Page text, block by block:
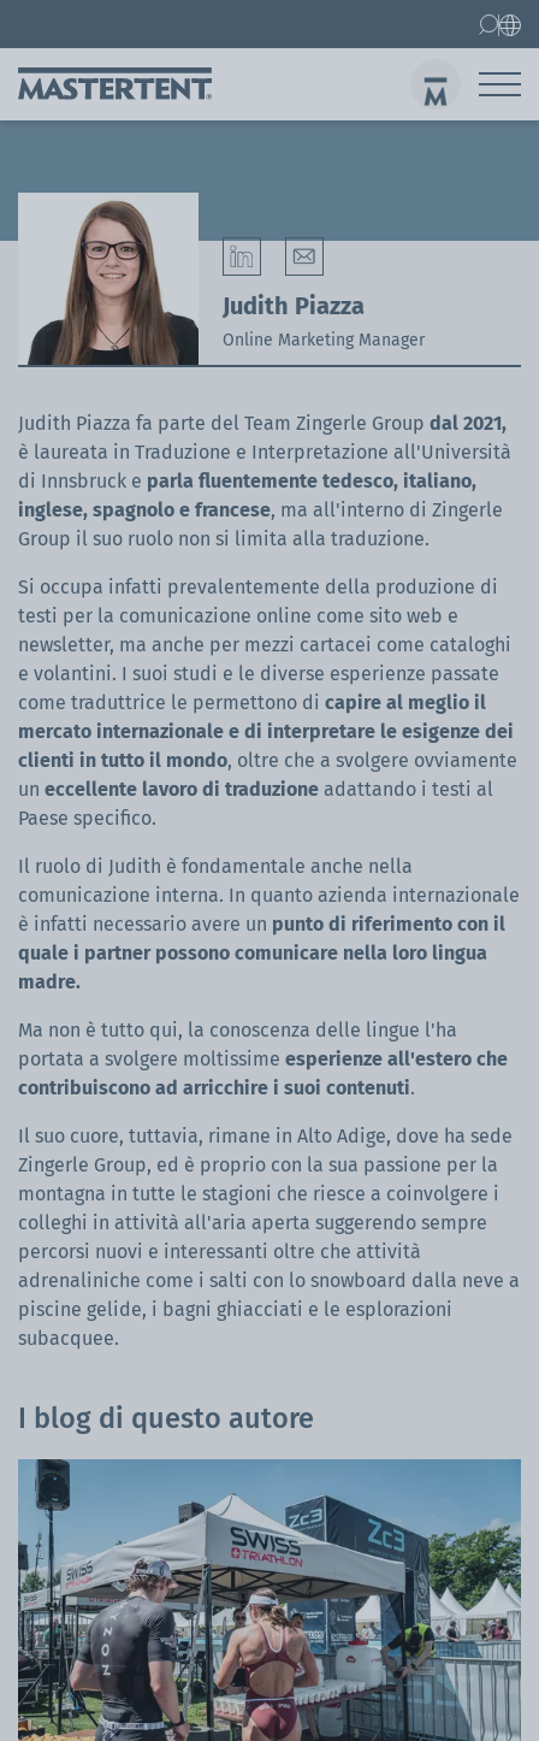
Judith Piazza
Online Marketing Manager
Judith Piazza fa parte del Team Zingerle Group dal 2021,
è laureata in Traduzione e Interpretazione all'Università
di Innsbruck e parla fluentemente tedesco, italiano,
inglese, spagnolo e francese, ma all'interno di Zingerle
Group il suo ruolo non si limita alla traduzione.
Si occupa infatti prevalentemente della produzione di
testi per la comunicazione online come sito web e
newsletter, ma anche per mezzi cartacei come cataloghi
e volantini. I suoi studi e le diverse esperienze passate
come traduttrice le permettono di capire al meglio il
mercato internazionale e di interpretare le esigenze dei
clienti in tutto il mondo, oltre che a svolgere ovviamente
un eccellente lavoro di traduzione adattando i testi al
Paese specifico.
Il ruolo di Judith è fondamentale anche nella
comunicazione interna. In quanto azienda internazionale
è infatti necessario avere un punto di riferimento con il
quale i partner possono comunicare nella loro lingua
madre.
Ma non è tutto qui, la conoscenza delle lingue l'ha
portata a svolgere moltissime esperienze all'estero che
contribuiscono ad arricchire i suoi contenuti.
Il suo cuore, tuttavia, rimane in Alto Adige, dove ha sede
Zingerle Group, ed è proprio con la sua passione per la
montagna in tutte le stagioni che riesce a coinvolgere i
colleghi in attività all'aria aperta suggerendo sempre
percorsi nuovi e interessanti oltre che attività
adrenaliniche come i salti con lo snowboard dalla neve a
piscine gelide, i bagni ghiacciati e le esplorazioni
subacquee.
I blog di questo autore
Contatti FAQ
Gazebo pieghevoli